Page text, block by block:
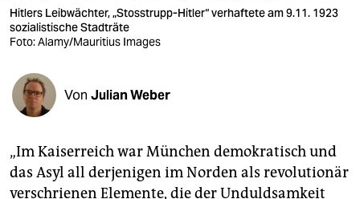
verlag
veranstaltungen
shop
fragen & hilfe
abo
Hitlers Leibwächter, „Stosstrupp-Hitler“ verhaftete am 9.11. 1923
sozialistische Stadträte
Foto: Alamy/Mauritius Images
Von Julian Weber
„Im Kaiserreich war München demokratisch und
das Asyl all derjenigen im Norden als revolutionär
verschrienen Elemente, die der Unduldsamkeit